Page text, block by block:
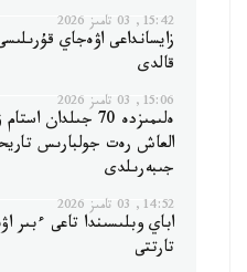
15:42, 03 تامىز 2026
زايسانداعى اۋەجاي
قالدى
15:06, 03 تامىز 2026
ەلىمىزدە 70
العاش رەت جولبارىس
جىبەرىلدى
14:52, 03 تامىز 2026
اباي وبلىسىندا تاعى
تارتتى